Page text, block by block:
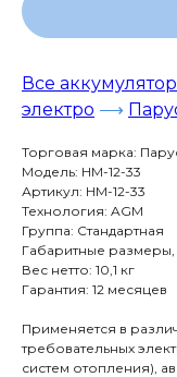
Все
электро ⟶
Торговая марка:
Модель: HM-12-33
Артикул: HM-12-33
Технология: AGM
Группа: Стандартная
Габаритные размеры,
Вес нетто: 10,1 кг
Гарантия: 12 месяцев
Применяется в
требовательных
систем отопления),